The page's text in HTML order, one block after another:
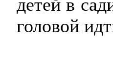
детей в
головой